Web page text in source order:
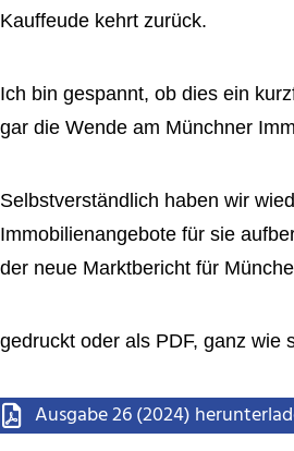
Kauffeude kehrt zurück.
Ich bin gespannt, ob dies ein
gar die Wende am Münchner
Selbstverständlich haben wir
Immobilienangebote für sie
der neue Marktbericht für
gedruckt oder als PDF, ganz wie
Ausgabe 26 (2024)